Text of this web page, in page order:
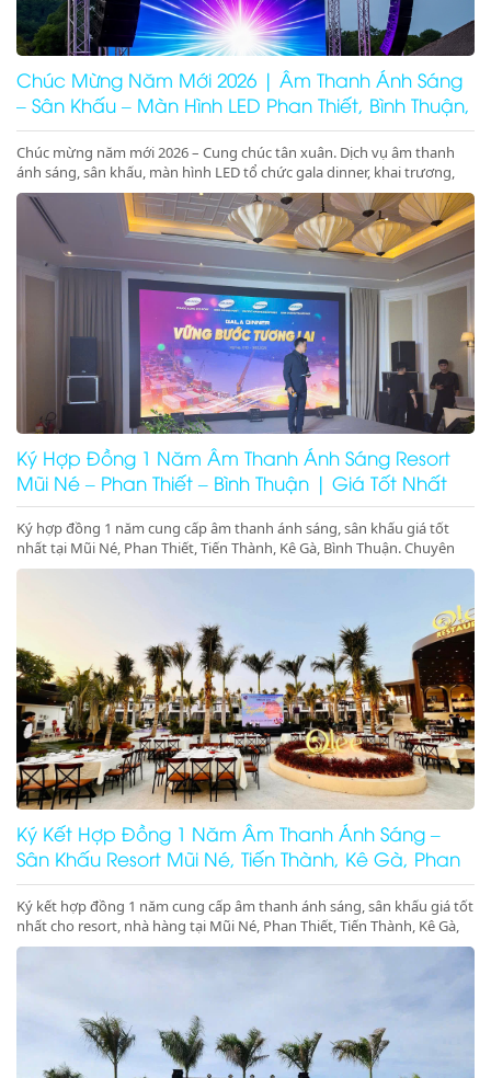
Chúc Mừng Năm Mới 2026 | Âm Thanh Ánh Sáng
– Sân Khấu – Màn Hình LED Phan Thiết, Bình Thuận,
Ninh Thuận
Chúc mừng năm mới 2026 – Cung chúc tân xuân. Dịch vụ âm thanh
ánh sáng, sân khấu, màn hình LED tổ chức gala dinner, khai trương,
khánh thành, động thổ tại Phan Thiết, Bình Thuận, Ninh Thuận. Giá
tốt – chuyên nghiệp – concept 2026
Ký Hợp Đồng 1 Năm Âm Thanh Ánh Sáng Resort
Mũi Né – Phan Thiết – Bình Thuận | Giá Tốt Nhất
Ký hợp đồng 1 năm cung cấp âm thanh ánh sáng, sân khấu giá tốt
nhất tại Mũi Né, Phan Thiết, Tiến Thành, Kê Gà, Bình Thuận. Chuyên
gala dinner, pool party, beach party resort chuyên nghiệp. Gọi ngay để
Ký Kết Hợp Đồng 1 Năm Âm Thanh Ánh Sáng –
Sân Khấu Resort Mũi Né, Tiến Thành, Kê Gà, Phan
Thiết, Ninh Thuận
Ký kết hợp đồng 1 năm cung cấp âm thanh ánh sáng, sân khấu giá tốt
nhất cho resort, nhà hàng tại Mũi Né, Phan Thiết, Tiến Thành, Kê Gà,
Ninh Thuận, Ninh Chữ, Phan Rang. Tổ chức gala dinner, pool party,